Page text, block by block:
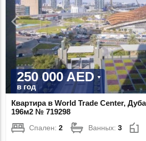
250 000 AED
в год
Квартира в World Trade Center,
196м2 № 719298
Спален:2 Ванных:3